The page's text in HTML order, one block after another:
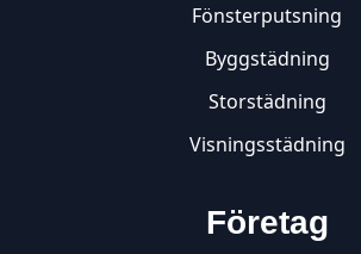
Fönsterputsning
Byggstädning
Storstädning
Visningsstädning
Företag